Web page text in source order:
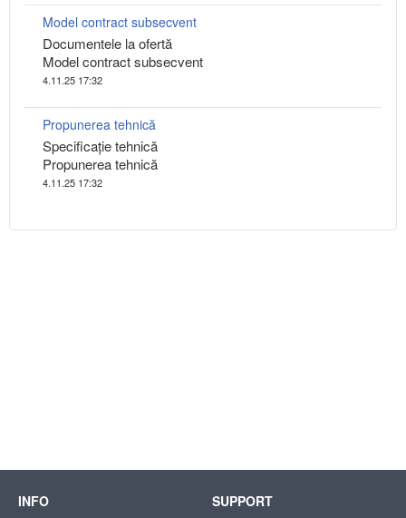
Model contract subsecvent
Documentele la ofertă
Model contract subsecvent
4.11.25 17:32
Propunerea tehnică
Specificaţie tehnică
Propunerea tehnică
4.11.25 17:32
INFO SUPPORT